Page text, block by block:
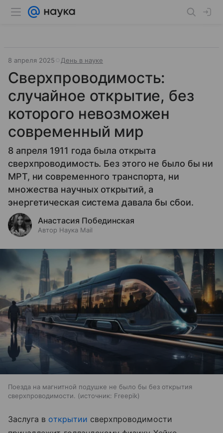
8 апреля 2025 День в науке
Сверхпроводимость:
случайное открытие, без
которого невозможен
современный мир
8 апреля 1911 года была открыта
сверхпроводимость. Без этого не было бы ни
МРТ, ни современного транспорта, ни
множества научных открытий, а
энергетическая система давала бы сбои.
Анастасия Побединская
Автор Наука Mail
Поезда на магнитной подушке не было бы без открытия
сверхпроводимости.
источник: Freepik
Заслуга в открытии сверхпроводимости